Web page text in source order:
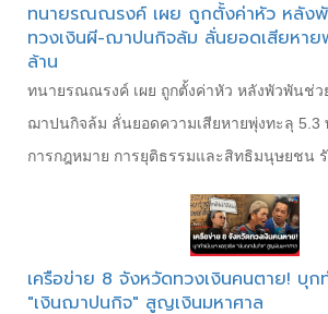
ทนายรณณรงค์ เผย ถูกตั้งค่าหัว หลัง
ทวงเงินผี-ฌาปนกิจล้ม ลั่นยอดเสียหาย
ล้าน
ทนายรณณรงค์ เผย ถูกตั้งค่าหัว หลังพัวพันช่ว
ฌาปนกิจล้ม ลั่นยอดความเสียหายพุ่งทะลุ
การกฎหมาย การยุติธรรมและสิทธิมนุษยชน
เครือข่าย 8 จังหวัดทวงเงินคนตาย! บุก
"เงินฌาปนกิจ" สูญเงินมหาศาล